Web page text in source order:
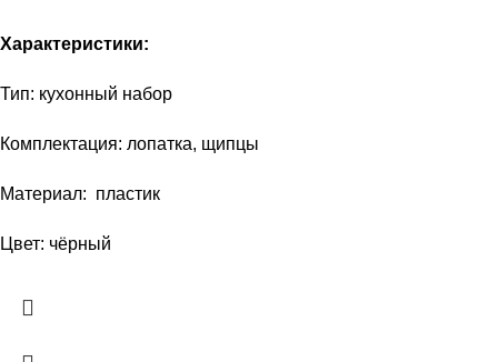
Характеристики:
Тип: кухонный набор
Комплектация: лопатка, щипцы
Материал: пластик
Цвет: чёрный